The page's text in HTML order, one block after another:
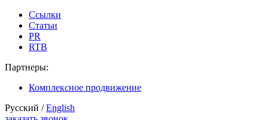
Ссылки
Статьи
PR
RTB
Партнеры:
Комплексное продвижение
Русский /English